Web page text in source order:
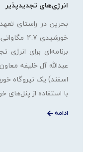
انرژی‌های تجدیدپذیر
بحرین در راستای
خورشیدی
برنامه‌ای برای
با استفاده از
ادامه